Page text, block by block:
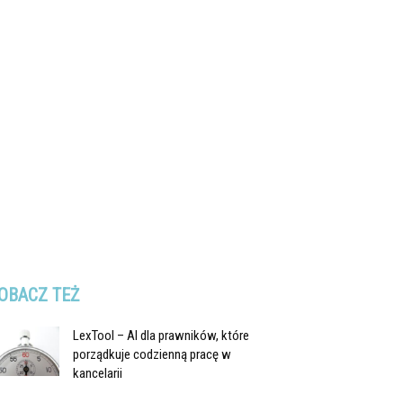
TEŻ
LexTool – AI dla prawników, które
porządkuje codzienną pracę w
kancelarii